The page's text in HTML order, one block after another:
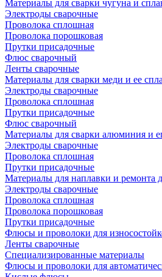
Материалы для сварки чугуна и
Электроды сварочные
Проволока сплошная
Проволока порошковая
Прутки присадочные
Флюс сварочный
Ленты сварочные
Материалы для сварки меди и ее
Электроды сварочные
Проволока сплошная
Прутки присадочные
Флюс сварочный
Материалы для сварки алюминия и
Электроды сварочные
Проволока сплошная
Прутки присадочные
Материалы для наплавки и ремонта
Электроды сварочные
Проволока сплошная
Проволока порошковая
Прутки присадочные
Флюсы и проволоки для
Ленты сварочные
Специализированные материалы
Флюсы и проволоки для